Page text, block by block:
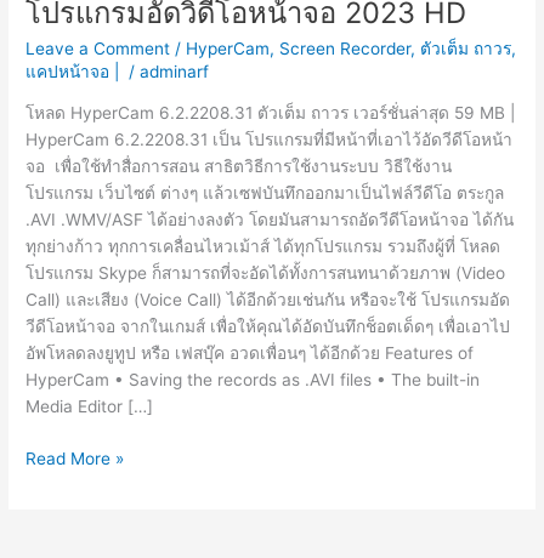
โปรแกรมอัดวิดีโอหน้าจอ 2023 HD
Leave a Comment / HyperCam, Screen Recorder, ตัวเต็ม ถาวร,
แคปหน้าจอ |
/adminarf
โหลด HyperCam 6.2.2208.31 ตัวเต็ม ถาวร เวอร์ชั่นล่าสุด 59 MB |
HyperCam 6.2.2208.31 เป็น โปรแกรมที่มีหน้าที่เอาไว้อัดวีดีโอหน้า
จอ เพื่อใช้ทำสื่อการสอน สาธิตวิธีการใช้งานระบบ วิธีใช้งาน
โปรแกรม เว็บไซต์ ต่างๆ แล้วเซฟบันทึกออกมาเป็นไฟล์วีดีโอ ตระกูล
.AVI .WMV/ASF ได้อย่างลงตัว โดยมันสามารถอัดวีดีโอหน้าจอ ได้กัน
ทุกย่างก้าว ทุกการเคลื่อนไหวเม้าส์ ได้ทุกโปรแกรม รวมถึงผู้ที่ โหลด
โปรแกรม Skype ก็สามารถที่จะอัดได้ทั้งการสนทนาด้วยภาพ (Video
Call) และเสียง (Voice Call) ได้อีกด้วยเช่นกัน หรือจะใช้ โปรแกรมอัด
วีดีโอหน้าจอ จากในเกมส์ เพื่อให้คุณได้อัดบันทึกช็อตเด็ดๆ เพื่อเอาไป
อัพโหลดลงยูทูป หรือ เฟสบุ๊ค อวดเพื่อนๆ ได้อีกด้วย Features of
HyperCam • Saving the records as .AVI files • The built-in
Media Editor […]
HyperCam
Read More »